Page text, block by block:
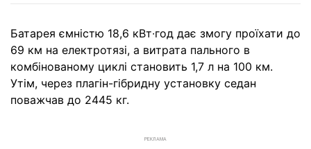
Батарея ємністю 18,6 кВт∙год дає змогу проїхати до
69 км на електротязі, а витрата пального в
комбінованому циклі становить 1,7 л на 100 км.
Утім, через плагін-гібридну установку седан
поважчав до 2445 кг.
РЕКЛАМА